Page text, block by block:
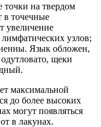
точки на твердом
в точечные
увеличение
узлов;
Язык обложен,
щеки
максимальной
до более высоких
могут появляться
в лакунах.